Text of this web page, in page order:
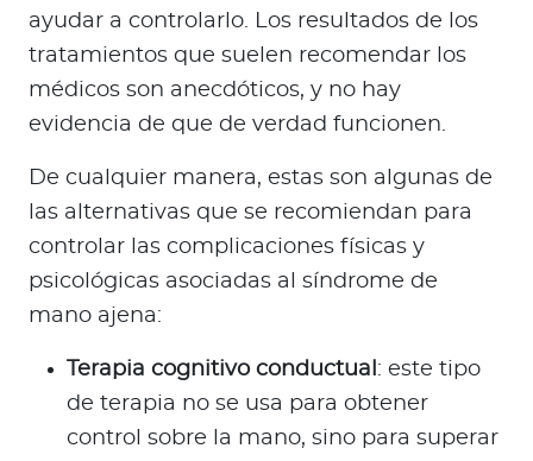
ayudar a controlarlo. Los resultados de los
tratamientos que suelen recomendar los
médicos son anecdóticos, y no hay
evidencia de que de verdad funcionen.
De cualquier manera, estas son algunas de
las alternativas que se recomiendan para
controlar las complicaciones físicas y
psicológicas asociadas al síndrome de
mano ajena:
Terapia cognitivo conductual : este tipo
de terapia no se usa para obtener
control sobre la mano, sino para superar